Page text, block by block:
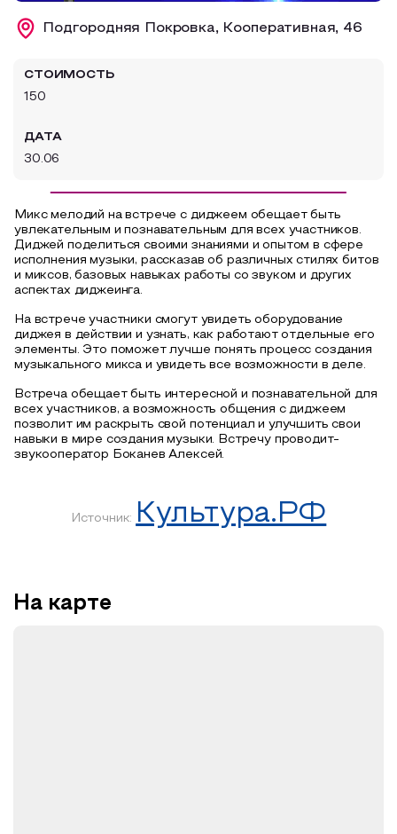
Образовательный туризм
Подгородняя Покровка, Кооперативная, 46
СТОИМОСТЬ
150
ДАТА
30.06
Микс мелодий на встрече с диджеем обещает быть
увлекательным и познавательным для всех участников.
Диджей поделиться своими знаниями и опытом в сфере
исполнения музыки, рассказав об различных стилях битов
и миксов, базовых навыках работы со звуком и других
аспектах диджеинга.
На встрече участники смогут увидеть оборудование
диджея в действии и узнать, как работают отдельные его
элементы. Это поможет лучше понять процесс создания
музыкального микса и увидеть все возможности в деле.
Встреча обещает быть интересной и познавательной для
всех участников, а возможность общения с диджеем
позволит им раскрыть свой потенциал и улучшить свои
навыки в мире создания музыки. Встречу проводит-
звукооператор Боканев Алексей.
Источник: Культура.РФ
На карте